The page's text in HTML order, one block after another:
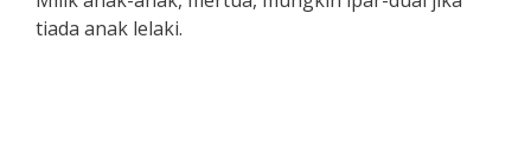
tiada anak lelaki.